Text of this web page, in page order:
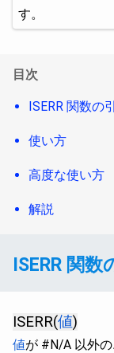
す。
目次
ISERR 関数の
使い方
高度な使い方
解説
ISERR 関数
ISERR(値)
値が #N/A 以外